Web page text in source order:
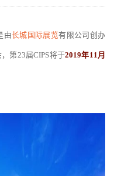
由长城国际展览有限公司创办
第23届CIPS将于2019年11月